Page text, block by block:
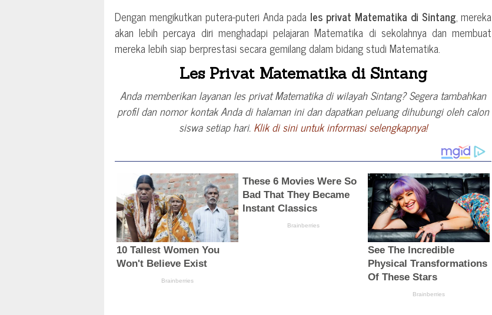
Dengan mengikutkan putera-puteri Anda pada les privat Matematika di Sintang, mereka
akan lebih percaya diri menghadapi pelajaran Matematika di sekolahnya dan membuat
mereka lebih siap berprestasi secara gemilang dalam bidang studi Matematika.
Les Privat Matematika di Sintang
Anda memberikan layanan les privat Matematika di wilayah Sintang? Segera tambahkan
profil dan nomor kontak Anda di halaman ini dan dapatkan peluang dihubungi oleh calon
siswa setiap hari. Klik di sini untuk informasi selengkapnya!